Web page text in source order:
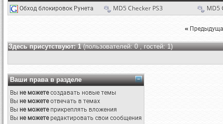
Обход блокировок Рунета MD5 Checker PS3 MD5
«
Здесь присутствуют: 1(пользователей: 0 , гостей: 1)
Ваши права в разделе
Вы не можетесоздавать новые темы
Вы не можетеотвечать в темах
Вы не можетеприкреплять вложения
Вы не можетередактировать свои сообщения